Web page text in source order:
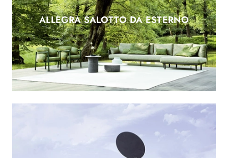
ALLEGRA SALOTTO DA ESTERNO